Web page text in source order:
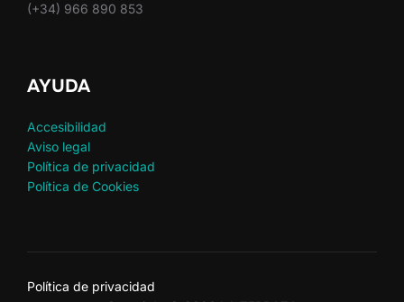
(+34) 966 890 853
AYUDA
Accesibilidad
Aviso legal
Política de privacidad
Política de Cookies
Política de privacidad